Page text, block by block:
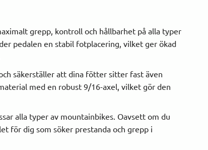
grepp, kontroll och hållbarhet på alla typer
pedalen en stabil fotplacering, vilket ger ökad
säkerställer att dina fötter sitter fast även
med en robust 9/16-axel, vilket gör den
alla typer av mountainbikes. Oavsett om du
för dig som söker prestanda och grepp i